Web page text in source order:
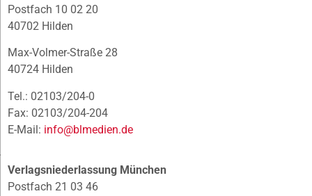
Postfach 10 02 20
40702 Hilden
Max-Volmer-Straße 28
40724 Hilden
Tel.: 02103/204-0
Fax: 02103/204-204
E-Mail: info@blmedien.de
Verlagsniederlassung München
Postfach 21 03 46